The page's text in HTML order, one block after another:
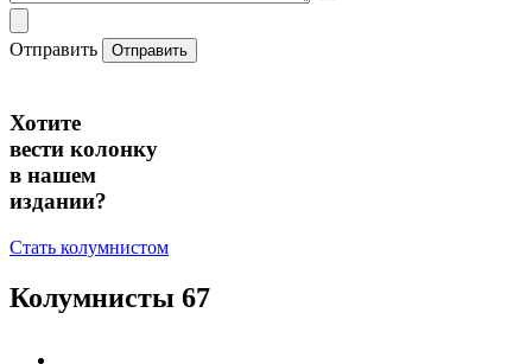
Отправить Отправить
Хотите
вести колонку
в нашем
издании?
Стать колумнистом
Колумнисты 67